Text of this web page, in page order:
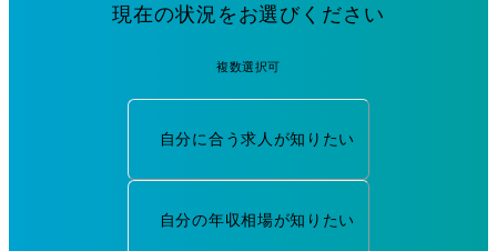
現在の状況をお選びください
複数選択可
自分に合う求人が知りたい
自分の年収相場が知りたい